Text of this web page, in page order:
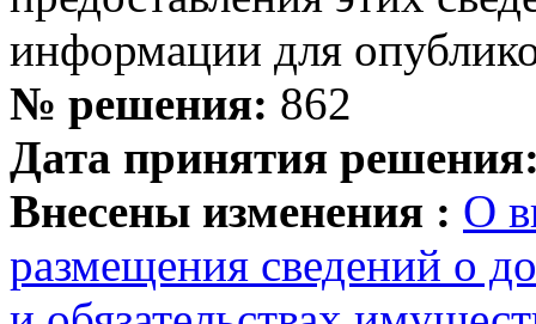
информации для
№ решения: 862
Дата принятия
Внесены изменения : О
размещения сведений о